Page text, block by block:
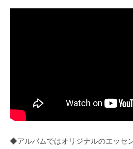
◆アルバムではオリジナルのエッセ